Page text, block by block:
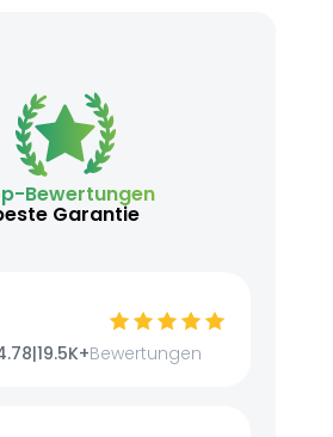
Bewertungen
Garantie
|19.5K+Bewertungen